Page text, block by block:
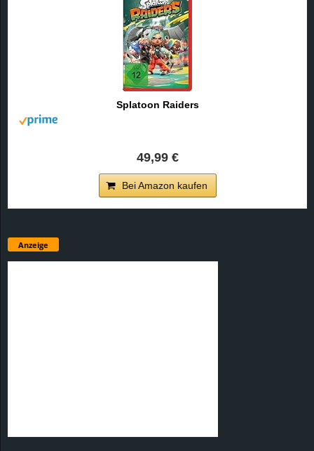
Splatoon Raiders
49,99 €
Bei Amazon kaufen
Anzeige